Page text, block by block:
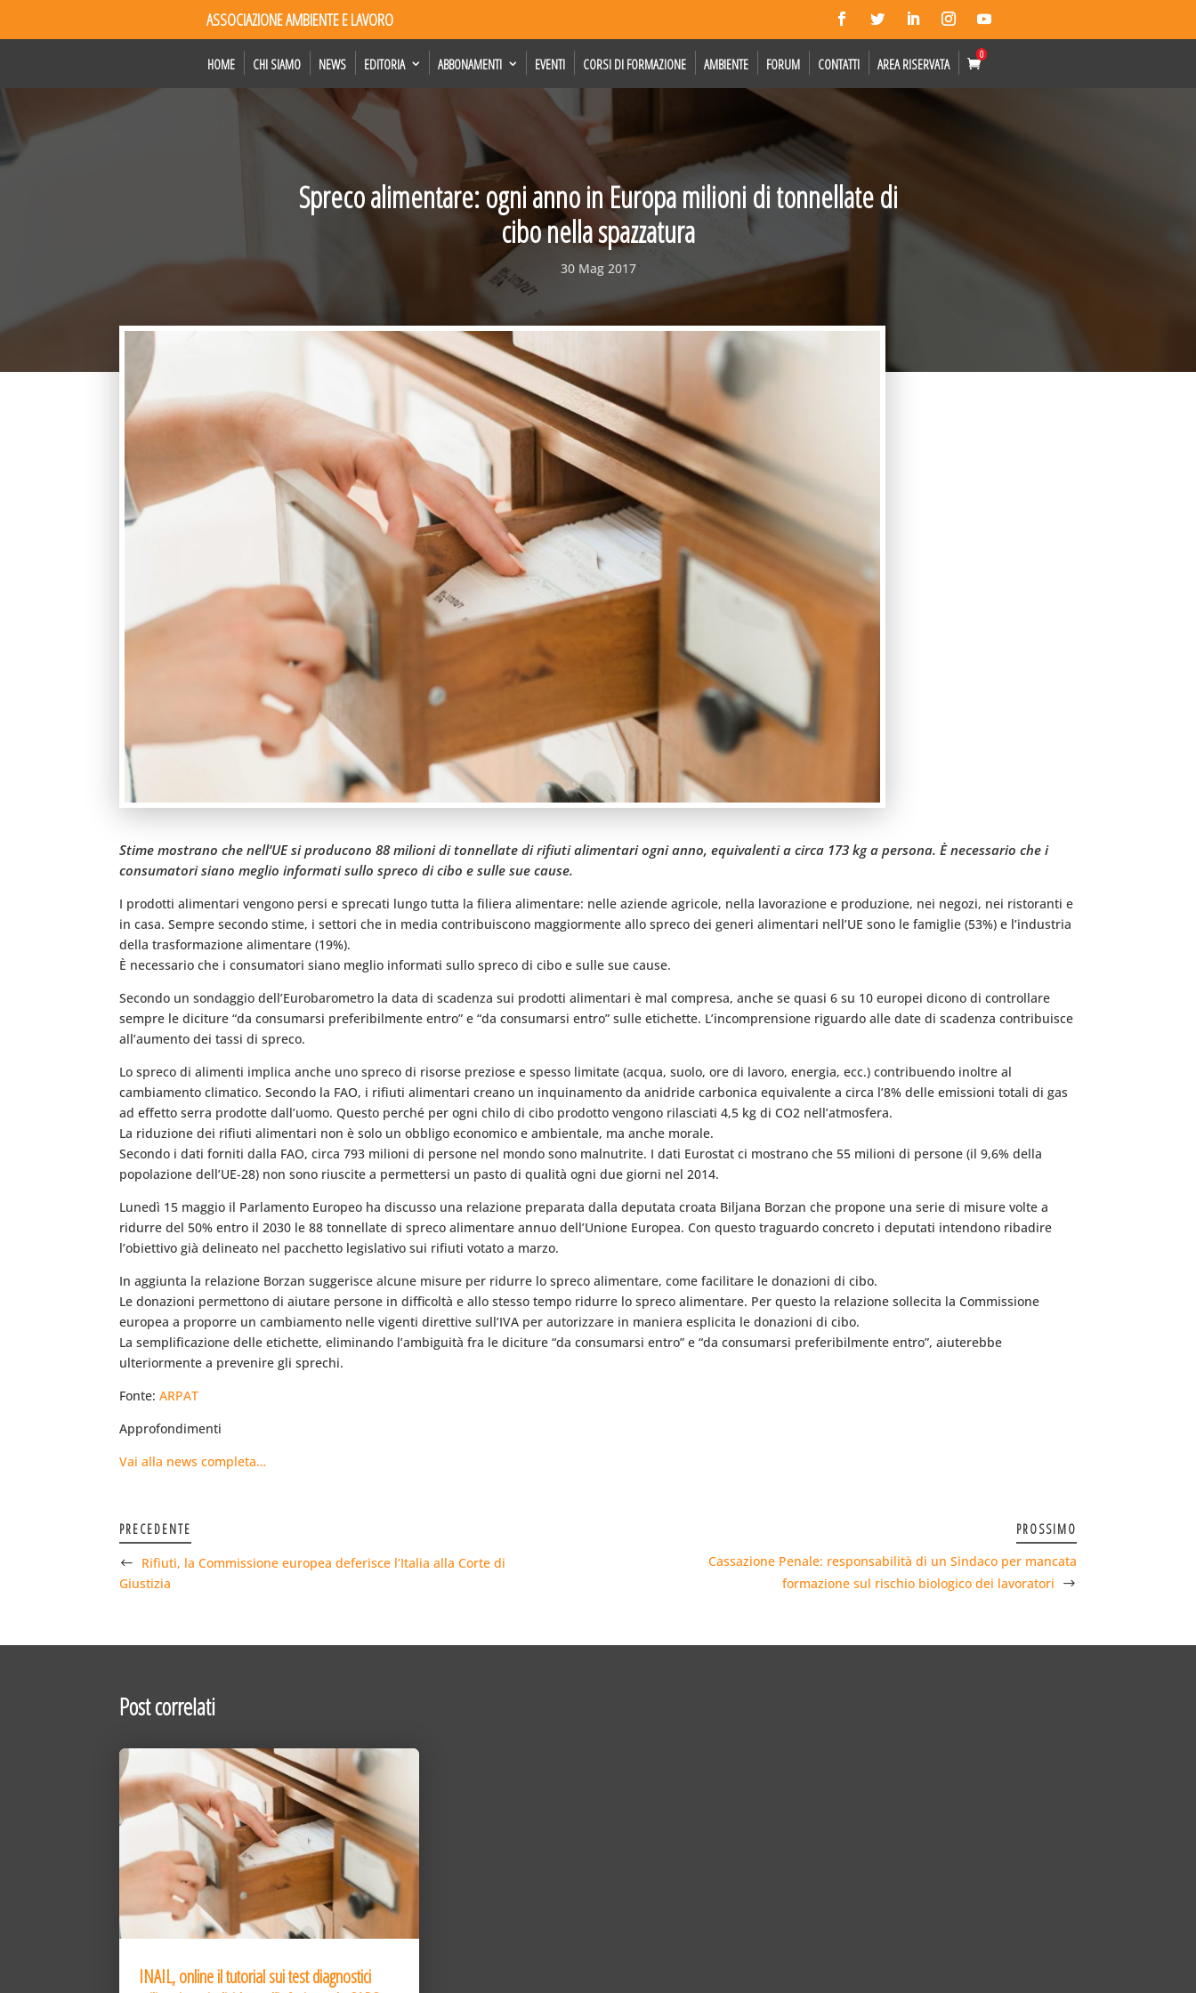
ASSOCIAZIONE AMBIENTE E LAVORO
HOME CHI SIAMO NEWS EDITORIA ABBONAMENTI EVENTI CORSI DI FORMAZIONE AMBIENTE FORUM CONTATTI AREA RISERVATA
0
Spreco alimentare: ogni anno in Europa milioni di tonnellate di
cibo nella spazzatura
30 Mag 2017
Stime mostrano che nell’UE si producono 88 milioni di tonnellate di rifiuti alimentari ogni anno, equivalenti a circa 173 kg a persona. È necessario che i
consumatori siano meglio informati sullo spreco di cibo e sulle sue cause.
I prodotti alimentari vengono persi e sprecati lungo tutta la filiera alimentare: nelle aziende agricole, nella lavorazione e produzione, nei negozi, nei ristoranti e
in casa. Sempre secondo stime, i settori che in media contribuiscono maggiormente allo spreco dei generi alimentari nell’UE sono le famiglie (53%) e l’industria
della trasformazione alimentare (19%).
È necessario che i consumatori siano meglio informati sullo spreco di cibo e sulle sue cause.
Secondo un sondaggio dell’Eurobarometro la data di scadenza sui prodotti alimentari è mal compresa, anche se quasi 6 su 10 europei dicono di controllare
sempre le diciture “da consumarsi preferibilmente entro” e “da consumarsi entro” sulle etichette. L’incomprensione riguardo alle date di scadenza contribuisce
all’aumento dei tassi di spreco.
Lo spreco di alimenti implica anche uno spreco di risorse preziose e spesso limitate (acqua, suolo, ore di lavoro, energia, ecc.) contribuendo inoltre al
cambiamento climatico. Secondo la FAO, i rifiuti alimentari creano un inquinamento da anidride carbonica equivalente a circa l’8% delle emissioni totali di gas
ad effetto serra prodotte dall’uomo. Questo perché per ogni chilo di cibo prodotto vengono rilasciati 4,5 kg di CO2 nell’atmosfera.
La riduzione dei rifiuti alimentari non è solo un obbligo economico e ambientale, ma anche morale.
Secondo i dati forniti dalla FAO, circa 793 milioni di persone nel mondo sono malnutrite. I dati Eurostat ci mostrano che 55 milioni di persone (il 9,6% della
popolazione dell’UE-28) non sono riuscite a permettersi un pasto di qualità ogni due giorni nel 2014.
Lunedì 15 maggio il Parlamento Europeo ha discusso una relazione preparata dalla deputata croata Biljana Borzan che propone una serie di misure volte a
ridurre del 50% entro il 2030 le 88 tonnellate di spreco alimentare annuo dell’Unione Europea. Con questo traguardo concreto i deputati intendono ribadire
l’obiettivo già delineato nel pacchetto legislativo sui rifiuti votato a marzo.
In aggiunta la relazione Borzan suggerisce alcune misure per ridurre lo spreco alimentare, come facilitare le donazioni di cibo.
Le donazioni permettono di aiutare persone in difficoltà e allo stesso tempo ridurre lo spreco alimentare. Per questo la relazione sollecita la Commissione
europea a proporre un cambiamento nelle vigenti direttive sull’IVA per autorizzare in maniera esplicita le donazioni di cibo.
La semplificazione delle etichette, eliminando l’ambiguità fra le diciture “da consumarsi entro” e “da consumarsi preferibilmente entro”, aiuterebbe
ulteriormente a prevenire gli sprechi.
Fonte:ARPAT
Approfondimenti
Vai alla news completa…
PRECEDENTE
Rifiuti, la Commissione europea deferisce l’Italia alla Corte di
Giustizia
PROSSIMO
Cassazione Penale: responsabilità di un Sindaco per mancata
formazione sul rischio biologico dei lavoratori
Post correlati
INAIL, online il tutorial sui test diagnostici